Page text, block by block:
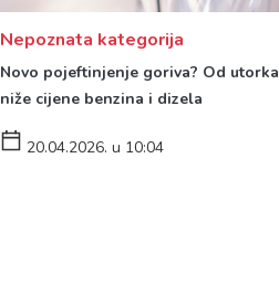
Nepoznata kategorija
Novo pojeftinjenje goriva? Od utorka
niže cijene benzina i dizela
20.04.2026. u 10:04